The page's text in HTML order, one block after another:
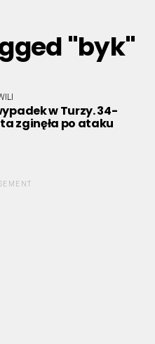
"byk"
w Turzy. 34-
zginęła po ataku